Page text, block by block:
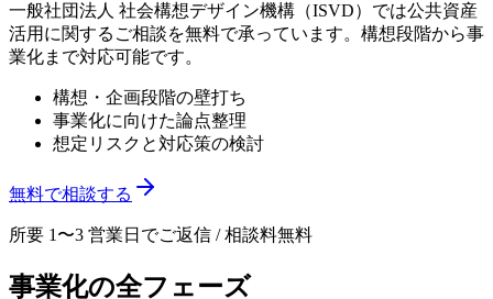
一般社団法人 社会構想デザイン機構（ISVD）では公共資産
活用に関するご相談を無料で承っています。構想段階から事
業化まで対応可能です。
構想・企画段階の壁打ち
事業化に向けた論点整理
想定リスクと対応策の検討
無料で相談する
所要 1〜3 営業日でご返信 / 相談料無料
事業化の全フェーズ